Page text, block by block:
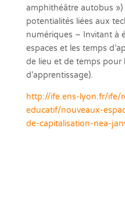
amphithéâtre autobus
potentialités liées aux
numériques – Invitant à
espaces et les temps
de lieu et de temps pour
d’apprentissage).
http://ife.ens-lyon.fr/ife/
educatif/nouveaux-
de-capitalisation-nea-